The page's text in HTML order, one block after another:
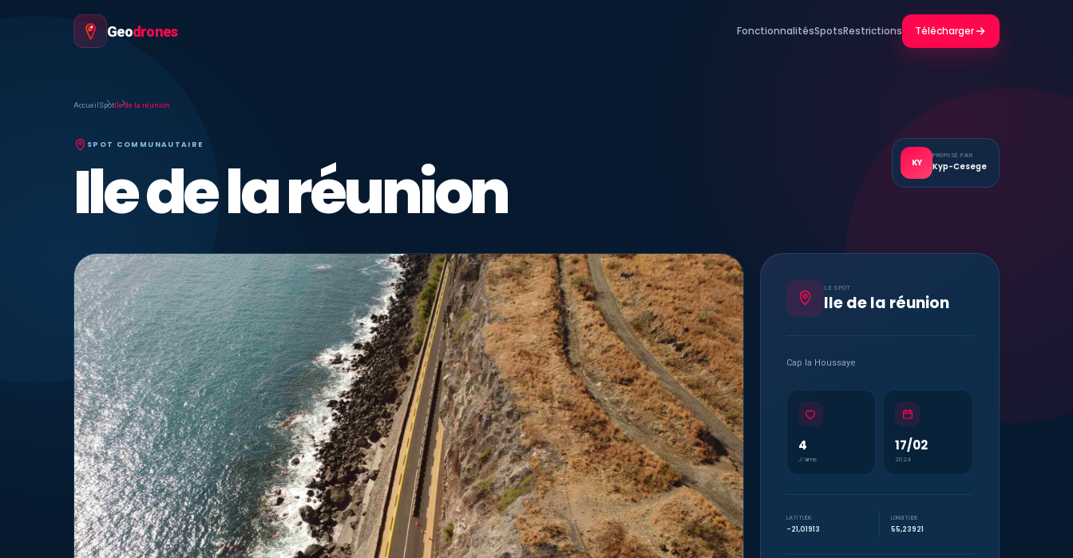
Geodrones FonctionnalitésSpotsRestrictions Télécharger
Accueil Spot Ile de la réunion
SPOT COMMUNAUTAIRE
Ile de la réunion KY
PROPOSÉ PAR
Kyp-Cesege
LE SPOT
Ile de la réunion
Cap la Houssaye
4
J’aime
17/02
2024
LATITUDE
-21,01913
LONGITUDE
55,23921